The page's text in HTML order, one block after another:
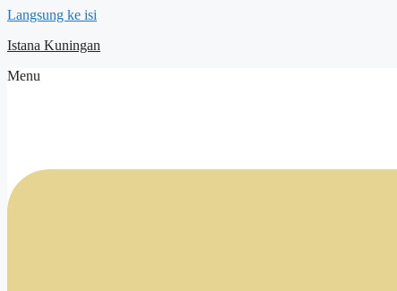
Langsung ke isi
Istana Kuningan
Menu